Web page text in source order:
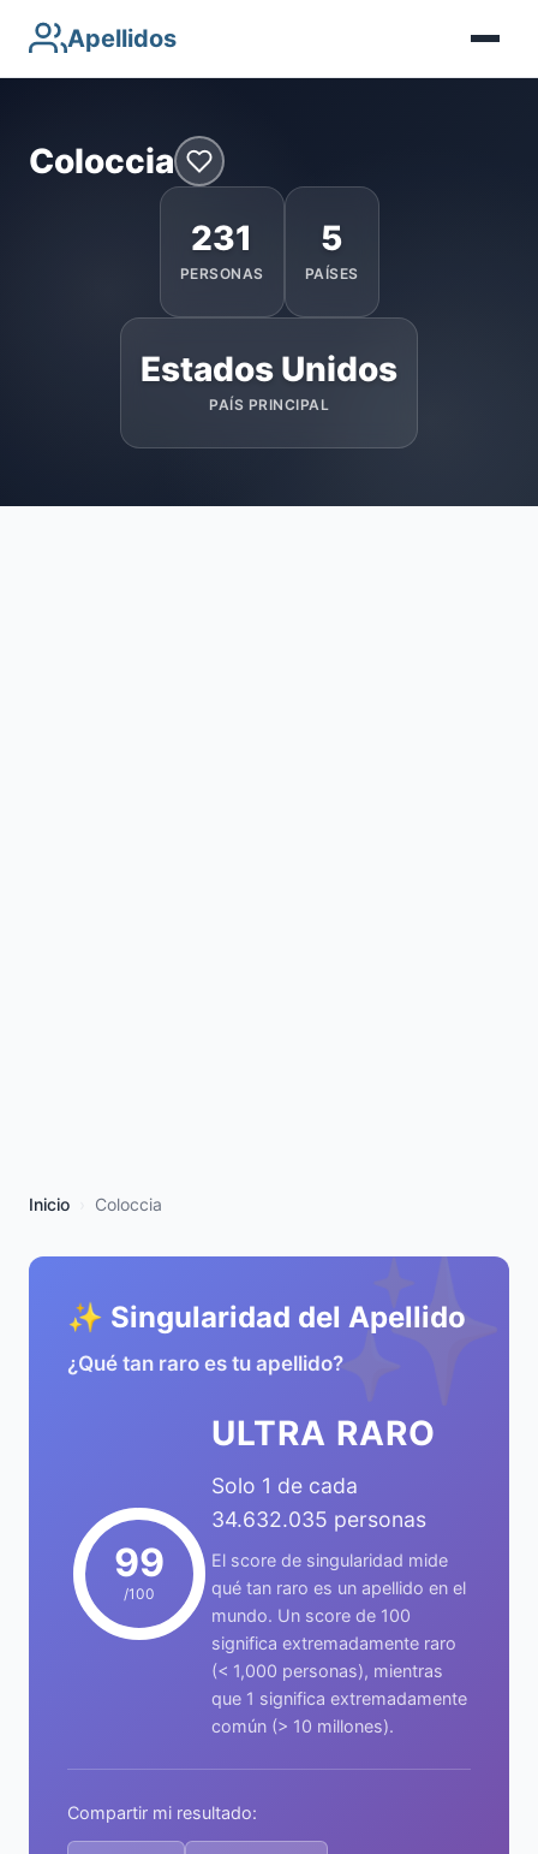
Apellidos
Coloccia
231
PERSONAS
5
PAÍSES
Estados Unidos
PAÍS PRINCIPAL
Inicio Coloccia
✨
✨ Singularidad del Apellido
¿Qué tan raro es tu apellido?
99
/100
ULTRA RARO
Solo 1 de cada
34.632.035 personas
El score de singularidad mide
qué tan raro es un apellido en el
mundo. Un score de 100
significa extremadamente raro
(< 1,000 personas), mientras
que 1 significa extremadamente
común (> 10 millones).
Compartir mi resultado: